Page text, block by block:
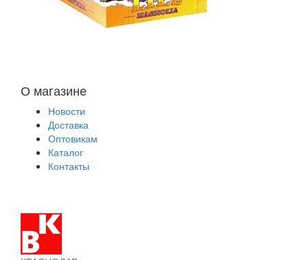
О магазине
Новости
Доставка
Оптовикам
Каталог
Контакты